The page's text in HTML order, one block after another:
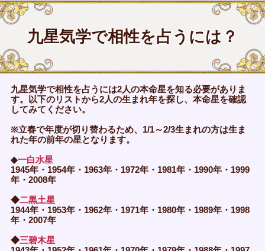
九星気学で相性を占うには？
九星気学で相性を占うには2人の本命星を知る必要がありま
す。以下のリストから2人の生まれ年を探し、本命星を確認
してみてください。
※立春で年度が切り替わるため、1/1～2/3生まれの方は生ま
れた年の前年の星となります。
◆一白水星
1945年・1954年・1963年・1972年・1981年・1990年・1999
年・2008年
◆二黒土星
1944年・1953年・1962年・1971年・1980年・1989年・1998
年・2007年
◆三碧木星